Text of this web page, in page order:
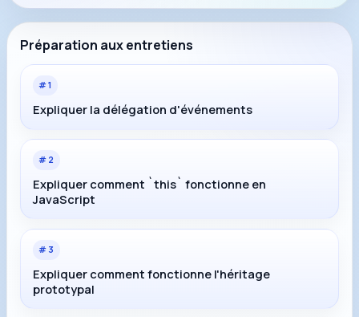
Préparation aux entretiens
#1
Expliquer la délégation d'événements
# 2
Expliquer comment `this` fonctionne en
JavaScript
# 3
Expliquer comment fonctionne l'héritage
prototypal